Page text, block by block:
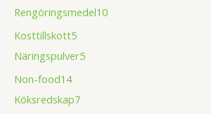
Rengöringsmedel10
Kosttillskott5
Näringspulver5
Non-food14
Köksredskap7